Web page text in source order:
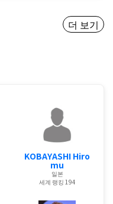
더 보기
KOBAYASHI Hiro
mu
일본
세계 랭킹 194